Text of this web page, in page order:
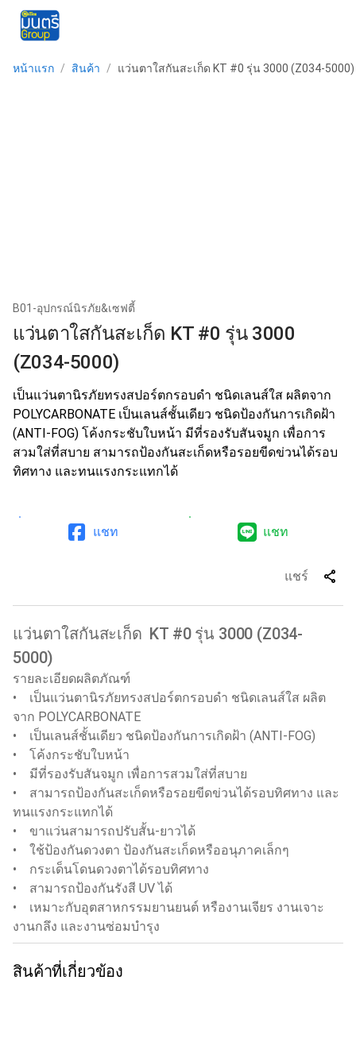
หน้าแรก / สินค้า / แว่นตาใสกันสะเก็ด KT #0 รุ่น 3000 (Z034-5000)
B01-อุปกรณ์นิรภัย&เซฟตี้
แว่นตาใสกันสะเก็ด KT #0 รุ่น 3000
(Z034-5000)
เป็นแว่นตานิรภัยทรงสปอร์ตกรอบดำ ชนิดเลนส์ใส ผลิตจาก
POLYCARBONATE เป็นเลนส์ชั้นเดียว ชนิดป้องกันการเกิดฝ้า
(ANTI-FOG) โค้งกระชับใบหน้า มีที่รองรับสันจมูก เพื่อการ
สวมใส่ที่สบาย สามารถป้องกันสะเก็ดหรือรอยขีดข่วนได้รอบ
ทิศทาง และทนแรงกระแทกได้
แชท แชท
แชร์ share
แว่นตาใสกันสะเก็ด KT #0 รุ่น 3000 (Z034-
5000)
รายละเอียดผลิตภัณฑ์
• เป็นแว่นตานิรภัยทรงสปอร์ตกรอบดำ ชนิดเลนส์ใส ผลิต
จาก POLYCARBONATE
• เป็นเลนส์ชั้นเดียว ชนิดป้องกันการเกิดฝ้า (ANTI-FOG)
• โค้งกระชับใบหน้า
• มีที่รองรับสันจมูก เพื่อการสวมใส่ที่สบาย
• สามารถป้องกันสะเก็ดหรือรอยขีดข่วนได้รอบทิศทาง และ
ทนแรงกระแทกได้
• ขาแว่นสามารถปรับสั้น-ยาวได้
• ใช้ป้องกันดวงตา ป้องกันสะเก็ดหรืออนุภาคเล็กๆ
• กระเด็นโดนดวงตาได้รอบทิศทาง
• สามารถป้องกันรังสี UV ได้
• เหมาะกับอุตสาหกรรมยานยนต์ หรืองานเจียร งานเจาะ
งานกลึง และงานซ่อมบำรุง
สินค้าที่เกี่ยวข้อง